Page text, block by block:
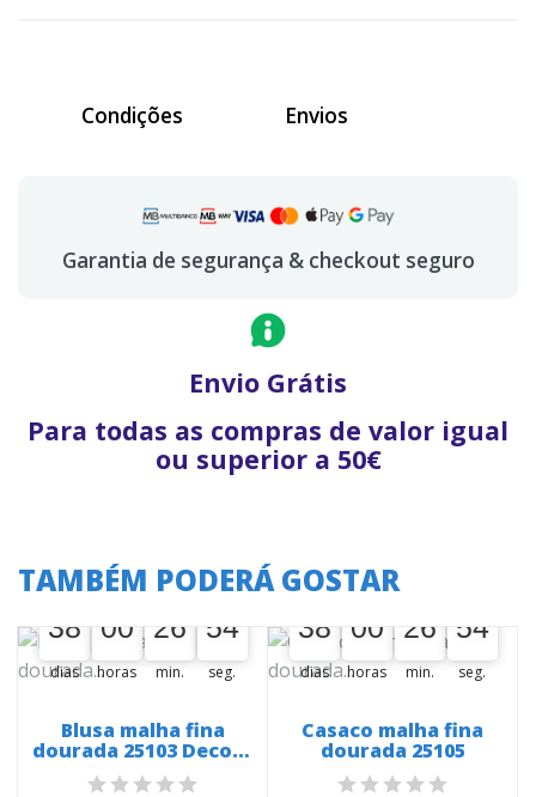
Condições Envios
Garantia de segurança & checkout seguro
Envio Grátis
Para todas as compras de valor igual
ou superior a 50€
TAMBÉM PODERÁ GOSTAR
A oferta termina em:
38
38
00
dias
00
00
00
horas
26
26
00
min.
53
53
54
seg.
Blusa malha fina
dourada 25103 Decote
V
A oferta termina em:
38
38
00
dias
00
00
00
horas
26
26
00
min.
53
53
54
seg.
Casaco malha fina
dourada 25105